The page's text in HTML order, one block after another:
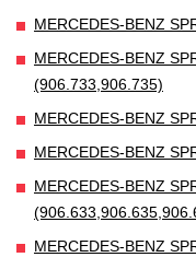
MERCEDES-BENZ
MERCEDES-BENZ
(906.733,906.735)
MERCEDES-BENZ
MERCEDES-BENZ
MERCEDES-BENZ
MERCEDES-BENZ